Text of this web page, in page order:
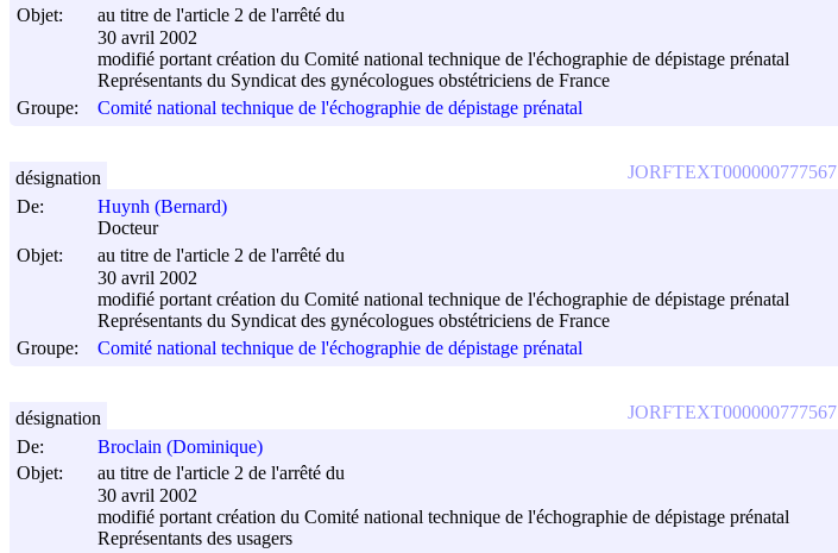
Objet:
au titre de l'article 2 de l'arrêté du
30 avril 2002
modifié portant création du Comité national technique de l'échographie de dépistage prénatal
Représentants du Syndicat des gynécologues obstétriciens de France
Groupe:
Comité national technique de l'échographie de dépistage prénatal
De:
Huynh (Bernard)
Docteur
Objet:
au titre de l'article 2 de l'arrêté du
30 avril 2002
modifié portant création du Comité national technique de l'échographie de dépistage prénatal
Représentants du Syndicat des gynécologues obstétriciens de France
Groupe:
Comité national technique de l'échographie de dépistage prénatal
JORFTEXT000000777567
désignation
De:
Broclain (Dominique)
Objet:
au titre de l'article 2 de l'arrêté du
30 avril 2002
modifié portant création du Comité national technique de l'échographie de dépistage prénatal
Représentants des usagers
JORFTEXT000000777567
désignation